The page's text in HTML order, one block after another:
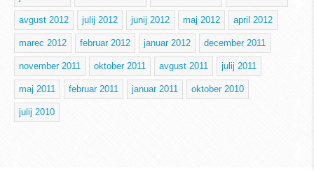
avgust 2012 julij 2012 junij 2012 maj 2012 april 2012
marec 2012 februar 2012 januar 2012 december 2011
november 2011 oktober 2011 avgust 2011 julij 2011
maj 2011 februar 2011 januar 2011 oktober 2010
julij 2010